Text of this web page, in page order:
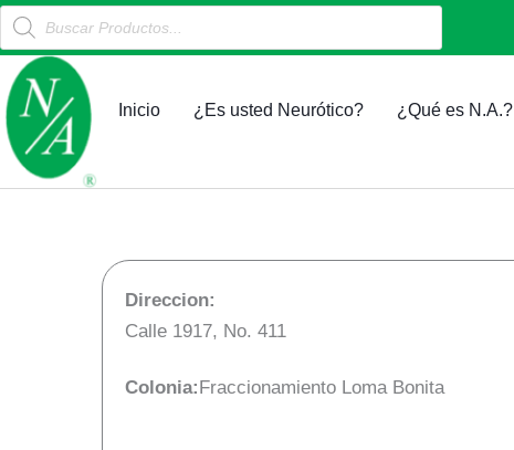
al
contenido
Products
search
Inicio ¿Es usted Neurótico? ¿Qué es N.A.?
Direccion:
Calle 1917, No. 411
Colonia:Fraccionamiento Loma Bonita